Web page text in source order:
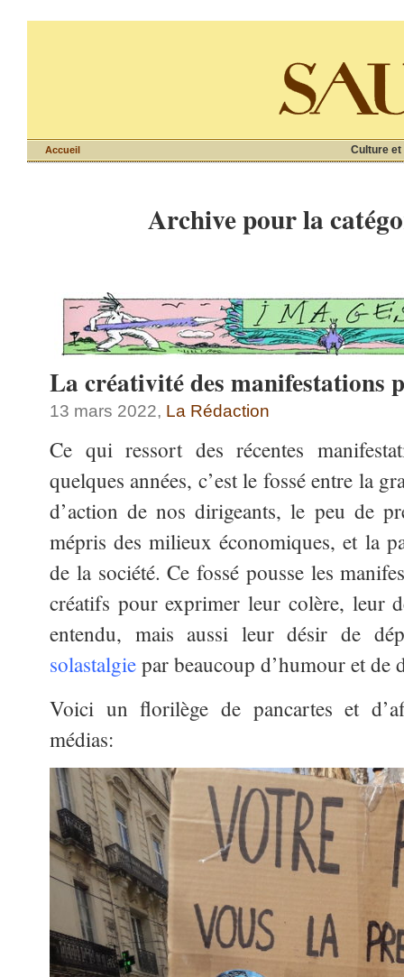
Culture et
Accueil
Archive pour la
La créativité des manifestations
13 mars 2022, La Rédaction
Ce qui ressort des récentes
quelques années, c’est le fossé entre la
d’action de nos dirigeants, le peu de
mépris des milieux économiques, et la
de la société. Ce fossé pousse les
créatifs pour exprimer leur colère, leur
entendu, mais aussi leur désir de
solastalgiepar beaucoup d’humour et de
Voici un florilège de pancartes et
médias: